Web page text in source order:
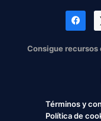
Consigue
Términos y
Política de